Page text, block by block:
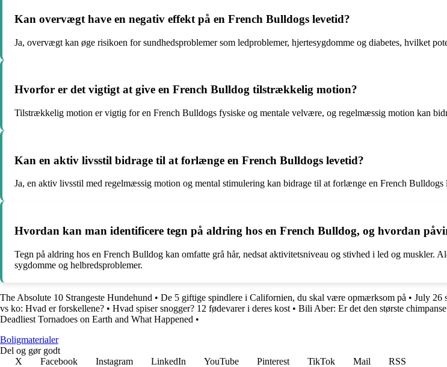
Kan overvægt have en negativ effekt på en French Bulldogs levetid?
Ja, overvægt kan øge risikoen for sundhedsproblemer som ledproblemer, hjertesygdomme og diabetes, hvilket
Hvorfor er det vigtigt at give en French Bulldog tilstrækkelig motion?
Tilstrækkelig motion er vigtig for en French Bulldogs fysiske og mentale velvære, og regelmæssig motion kan
Kan en aktiv livsstil bidrage til at forlænge en French Bulldogs levetid?
Ja, en aktiv livsstil med regelmæssig motion og mental stimulering kan bidrage til at forlænge en French
Hvordan kan man identificere tegn på aldring hos en French Bulldog, og hvordan
Tegn på aldring hos en French Bulldog kan omfatte grå hår, nedsat aktivitetsniveau og stivhed i led og muskler.
sygdomme og helbredsproblemer.
The Absolute 10 Strangeste Hundehund • De 5 giftige spindlere i Californien, du skal være opmærksom på • July 26
vs ko: Hvad er forskellene? • Hvad spiser snogger? 12 fødevarer i deres kost • Bili Aber: Er det den største
Deadliest Tornadoes on Earth and What Happened •
Boligmaterialer
Del og gør godt
X
Facebook Instagram LinkedIn YouTube Pinterest TikTok Mail
RSS